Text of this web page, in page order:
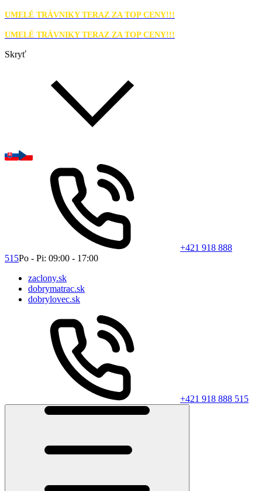
UMELÉ TRÁVNIKY TERAZ ZA TOP CENY!!!
UMELÉ TRÁVNIKY TERAZ ZA TOP CENY!!!
Skryť
+421 918 888
515Po - Pi: 09:00 - 17:00
zaclony.sk
dobrymatrac.sk
dobrylovec.sk
+421 918 888 515